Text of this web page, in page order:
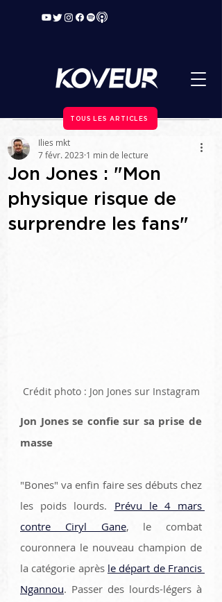
TOUS LES ARTICLES
Jon Jones : "Mon
physique risque de
surprendre les fans"
Ilies mkt
7 févr. 2023 1 min de lecture
Crédit photo : Jon Jones sur Instagram
Jon Jones se confie sur sa prise de
masse
"Bones" va enfin faire ses débuts chez
les poids lourds. Prévu le 4 mars
contre Ciryl Gane, le combat
couronnera le nouveau champion de
la catégorie après le départ de Francis
Ngannou. Passer des lourds-légers à